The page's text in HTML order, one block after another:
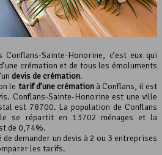
Sainte-Honorine, c’est eux qui
crémation et de tous les émoluments
devis de crémation.
le tarif d’une crémationà Conflans, il est
Conflans-Sainte-Honorine est une ville
est 78700. La population de Conflans
se répartit en 13702 ménages et la
de 0,74%.
demander un devis à 2 ou 3 entreprises
les tarifs.